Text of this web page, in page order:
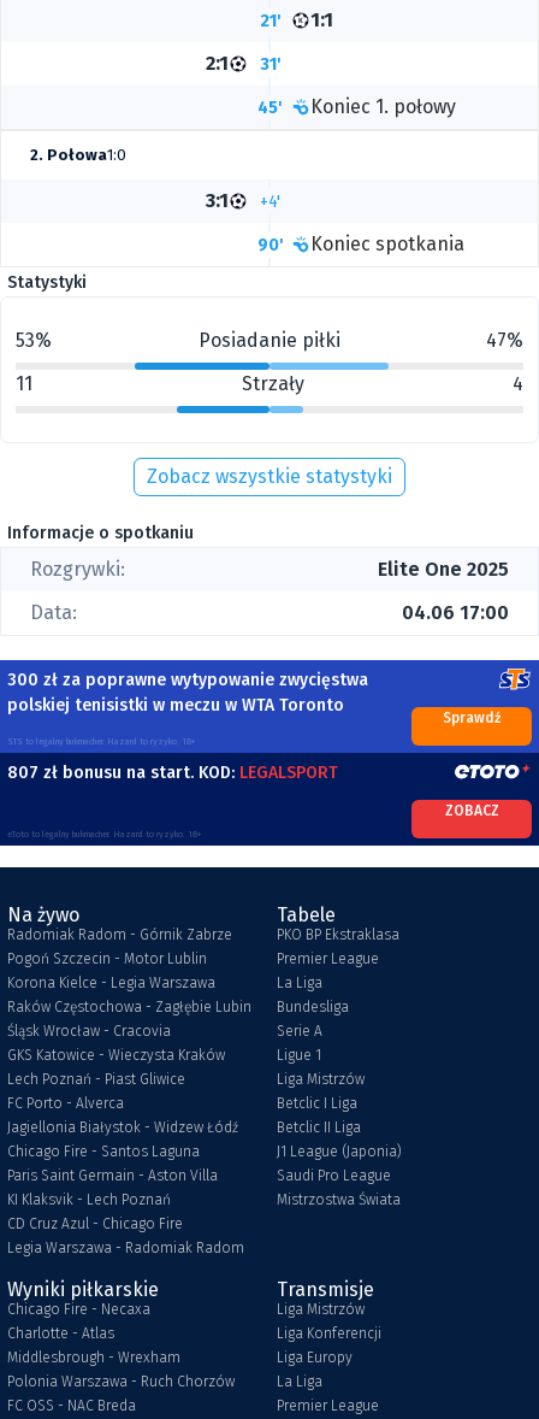
21'
1:1
2:1
31'
45' Koniec 1. połowy
2. Połowa1:0
3:1 +4'
90' Koniec spotkania
Statystyki
53% Posiadanie piłki
47%
11
Strzały 4
Zobacz wszystkie statystyki
Informacje o spotkaniu
Rozgrywki:
Elite One 2025
Data:
04.06 17:00
300 zł za poprawne wytypowanie zwycięstwa
polskiej tenisistki w meczu w WTA Toronto
STS to legalny bukmacher. Hazard to ryzyko. 18+
Sprawdź
807 zł bonusu na start. KOD: LEGALSPORT
eToto to legalny bukmacher. Hazard to ryzyko. 18+
ZOBACZ
Na żywo
Radomiak Radom - Górnik Zabrze
Pogoń Szczecin - Motor Lublin
Korona Kielce - Legia Warszawa
Raków Częstochowa - Zagłębie Lubin
Śląsk Wrocław - Cracovia
GKS Katowice - Wieczysta Kraków
Lech Poznań - Piast Gliwice
FC Porto - Alverca
Jagiellonia Białystok - Widzew Łódź
Chicago Fire - Santos Laguna
Paris Saint Germain - Aston Villa
KI Klaksvik - Lech Poznań
CD Cruz Azul - Chicago Fire
Legia Warszawa - Radomiak Radom
Tabele
PKO BP Ekstraklasa
Premier League
La Liga
Bundesliga
Serie A
Ligue 1
Liga Mistrzów
Betclic I Liga
Betclic II Liga
J1 League (Japonia)
Saudi Pro League
Mistrzostwa Świata
Wyniki piłkarskie
Chicago Fire - Necaxa
Charlotte - Atlas
Middlesbrough - Wrexham
Polonia Warszawa - Ruch Chorzów
FC OSS - NAC Breda
Transmisje
Liga Mistrzów
Liga Konferencji
Liga Europy
La Liga
Premier League